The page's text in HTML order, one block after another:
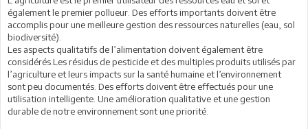
également le premier pollueur. Des efforts importants doivent être
accomplis pour une meilleure gestion des ressources naturelles (eau, sol
biodiversité).
Les aspects qualitatifs de l’alimentation doivent également être
considérés.Les résidus de pesticide et des multiples produits utilisés par
l’agriculture et leurs impacts sur la santé humaine et l’environnement
sont peu documentés. Des efforts doivent être effectués pour une
utilisation intelligente. Une amélioration qualitative et une gestion
durable de notre environnement sont une priorité.